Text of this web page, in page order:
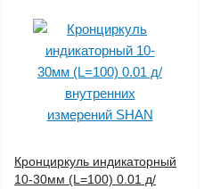
Кронциркуль индикаторный
10-30мм (L=100) 0.01 д/